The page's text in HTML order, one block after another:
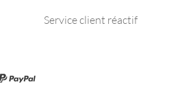
Service client réactif